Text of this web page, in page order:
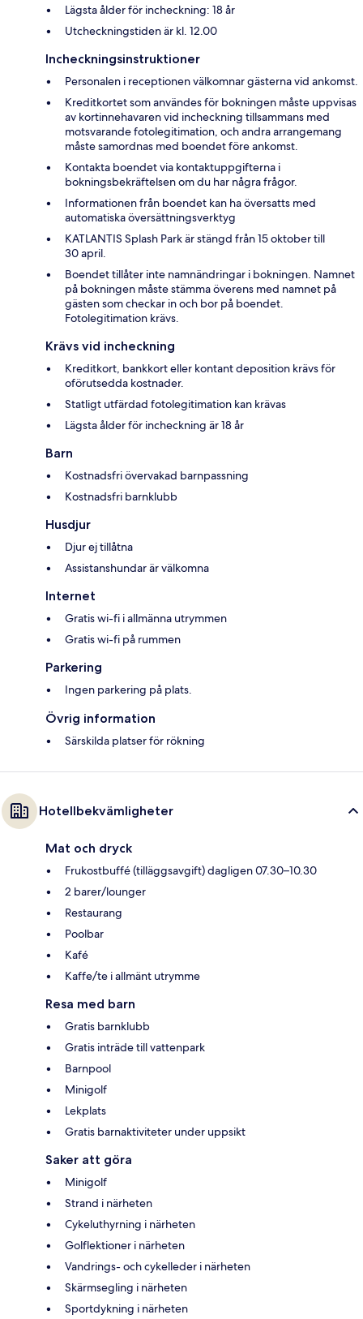
Lägsta ålder för incheckning: 18 år
Utcheckningstiden är kl. 12.00
Incheckningsinstruktioner
Personalen i receptionen välkomnar gästerna vid ankomst.
Kreditkortet som användes för bokningen måste uppvisas
av kortinnehavaren vid incheckning tillsammans med
motsvarande fotolegitimation, och andra arrangemang
måste samordnas med boendet före ankomst.
Kontakta boendet via kontaktuppgifterna i
bokningsbekräftelsen om du har några frågor.
Informationen från boendet kan ha översatts med
automatiska översättningsverktyg
KATLANTIS Splash Park är stängd från 15 oktober till
30 april.
Boendet tillåter inte namnändringar i bokningen. Namnet
på bokningen måste stämma överens med namnet på
gästen som checkar in och bor på boendet.
Fotolegitimation krävs.
Krävs vid incheckning
Kreditkort, bankkort eller kontant deposition krävs för
oförutsedda kostnader.
Statligt utfärdad fotolegitimation kan krävas
Lägsta ålder för incheckning är 18 år
Barn
Kostnadsfri övervakad barnpassning
Kostnadsfri barnklubb
Husdjur
Djur ej tillåtna
Assistanshundar är välkomna
Internet
Gratis wi-fi i allmänna utrymmen
Gratis wi-fi på rummen
Parkering
Ingen parkering på plats.
Övrig information
Särskilda platser för rökning
Hotellbekvämligheter
Mat och dryck
Frukostbuffé (tilläggsavgift) dagligen 07.30–10.30
2 barer/lounger
Restaurang
Poolbar
Kafé
Kaffe/te i allmänt utrymme
Resa med barn
Gratis barnklubb
Gratis inträde till vattenpark
Barnpool
Minigolf
Lekplats
Gratis barnaktiviteter under uppsikt
Saker att göra
Minigolf
Strand i närheten
Cykeluthyrning i närheten
Golflektioner i närheten
Vandrings- och cykelleder i närheten
Skärmsegling i närheten
Sportdykning i närheten